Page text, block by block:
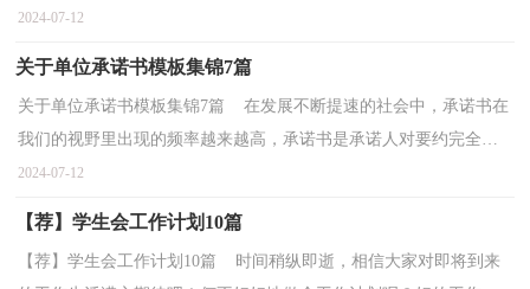
想用书面形式表达出来的记叙方式。还是对作文一筹...
2024-07-12
关于单位承诺书模板集锦7篇
关于单位承诺书模板集锦7篇 在发展不断提速的社会中，承诺书在
我们的视野里出现的频率越来越高，承诺书是承诺人对要约完全
的、单纯的同意，并以书面的形式表示。在写之前，可以...
2024-07-12
【荐】学生会工作计划10篇
【荐】学生会工作计划10篇 时间稍纵即逝，相信大家对即将到来